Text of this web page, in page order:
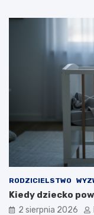
RODZICIELSTWO
Kiedy dziecko
2 sierpnia 2026